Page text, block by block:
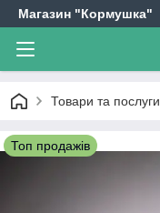
Магазин "Кормушка"
Товари та послуги
Топ продажів